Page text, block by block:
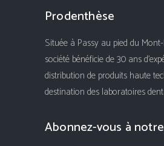
Prodenthèse
Située à Passy au pied du
société bénéficie de 30 ans
distribution de produits haute
destination des laboratoires
Abonnez-vous à